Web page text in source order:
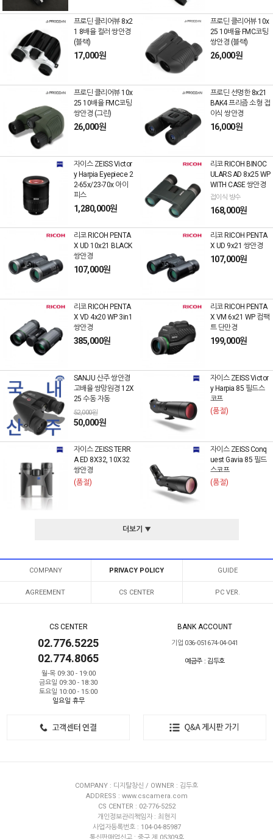
프로딘 클리어뷰 8x2
1 8배율 컬러 쌍안경
(블랙)
17,000원
프로딘 클리어뷰 10x
25 10배율 FMC코팅
쌍안경 (블랙)
26,000원
프로딘 클리어뷰 10x
25 10배율 FMC코팅
쌍안경 (그린)
26,000원
프로딘 선명한 8x21
BAK4 프리즘 소형 접
이식 쌍안경
16,000원
자이스 ZEISS Victor
y Harpia Eyepiece 2
2-65x/23-70x 아이
피스
1,280,000원
리코 RICOH BINOC
ULARS AD 8x25 WP
WITH CASE 쌍안경
접이식 방수
168,000원
리코 RICOH PENTA
X UD 10x21 BLACK
쌍안경
107,000원
리코 RICOH PENTA
X UD 9x21 쌍안경
107,000원
리코 RICOH PENTA
X VD 4x20 WP 3in1
쌍안경
385,000원
리코 RICOH PENTA
X VM 6x21 WP 컴팩
트 단만경
199,000원
SANJU 산주 쌍안경
고배율 쌍망원경 12X
25 수동 자동
52,000원
50,000원
자이스 ZEISS Victor
y Harpia 85 필드스
코프
(품절)
자이스 ZEISS TERR
A ED 8X32, 10X32
쌍안경
(품절)
자이스 ZEISS Conq
uest Gavia 85 필드
스코프
(품절)
더보기 ▼
COMPANY PRIVACY POLICY GUIDE
AGREEMENT CS CENTER PC VER.
CS CENTER
02.776.5225
02.774.8065
월-목 09:30 - 19:00
금요일 09:30 - 18:30
토요일 10:00 - 15:00
일요일 휴무
BANK ACCOUNT
기업 036-051674-04-041
예금주 : 김두호
COMPANY : 디지탈창신 / OWNER : 김두호
ADDRESS : www.cscamera.com
CS CENTER : 02-776-5252
개인정보관리책임자 : 최현지
사업자등록번호 : 104-04-85987